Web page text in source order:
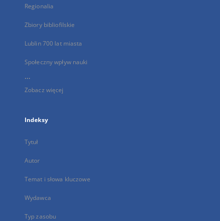
Regionalia
Zbiory bibliofilskie
Lublin 700 lat miasta
Społeczny wpływ nauki
...
Zobacz więcej
Indeksy
Tytuł
Autor
Temat i słowa kluczowe
Wydawca
Typ zasobu